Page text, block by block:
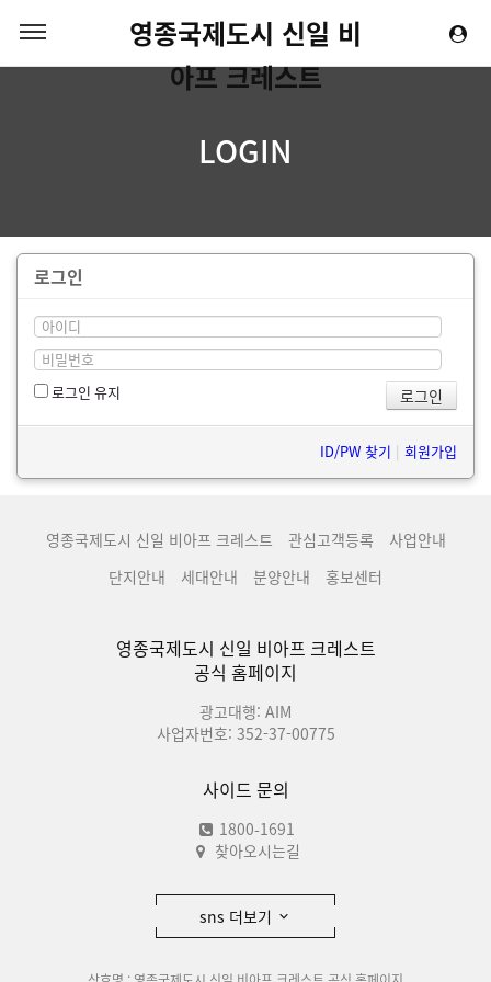
영종국제도시 신일 비
아프 크레스트
LOGIN
로그인
로그인 유지
ID/PW 찾기 | 회원가입
영종국제도시 신일 비아프 크레스트 관심고객등록
사업안내
단지안내
세대안내 분양안내 홍보센터
영종국제도시 신일 비아프 크레스트
공식 홈페이지
광고대행: AIM
사업자번호: 352-37-00775
사이드 문의
1800-1691
찾아오시는길
sns 더보기